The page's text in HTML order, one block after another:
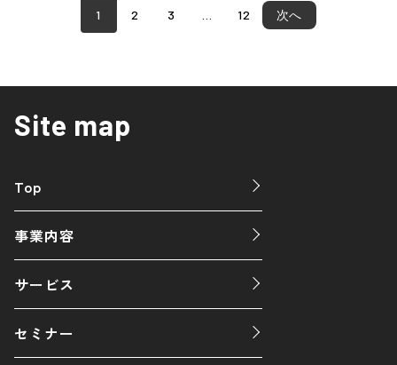
1 2 3 12 次へ
Site map
Top
事業内容
サービス
セミナー